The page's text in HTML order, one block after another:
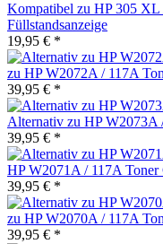
Kompatibel zu HP 305
Füllstandsanzeige
19,95 € *
zu HP W2072A / 117A
39,95 € *
Alternativ zu HP
39,95 € *
HP W2071A / 117A
39,95 € *
zu HP W2070A / 117A
39,95 € *